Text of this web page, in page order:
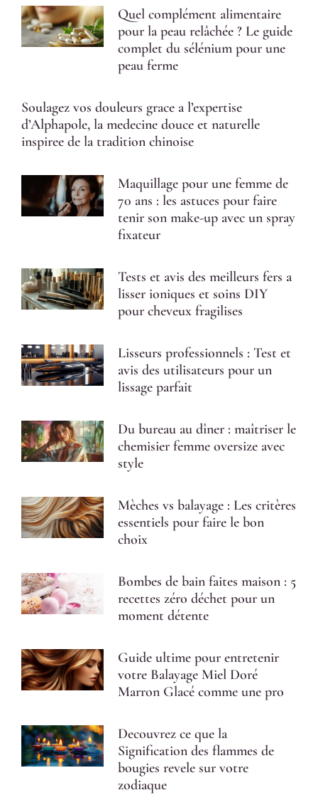
Quel complément alimentaire
pour la peau relâchée ? Le guide
complet du sélénium pour une
peau ferme
Soulagez vos douleurs grace a l’expertise
d’Alphapole, la medecine douce et naturelle
inspiree de la tradition chinoise
Maquillage pour une femme de
70 ans : les astuces pour faire
tenir son make-up avec un spray
fixateur
Tests et avis des meilleurs fers a
lisser ioniques et soins DIY
pour cheveux fragilises
Lisseurs professionnels : Test et
avis des utilisateurs pour un
lissage parfait
Du bureau au dîner : maîtriser le
chemisier femme oversize avec
style
Mèches vs balayage : Les critères
essentiels pour faire le bon
choix
Bombes de bain faites maison : 5
recettes zéro déchet pour un
moment détente
Guide ultime pour entretenir
votre Balayage Miel Doré
Marron Glacé comme une pro
Decouvrez ce que la
Signification des flammes de
bougies revele sur votre
zodiaque